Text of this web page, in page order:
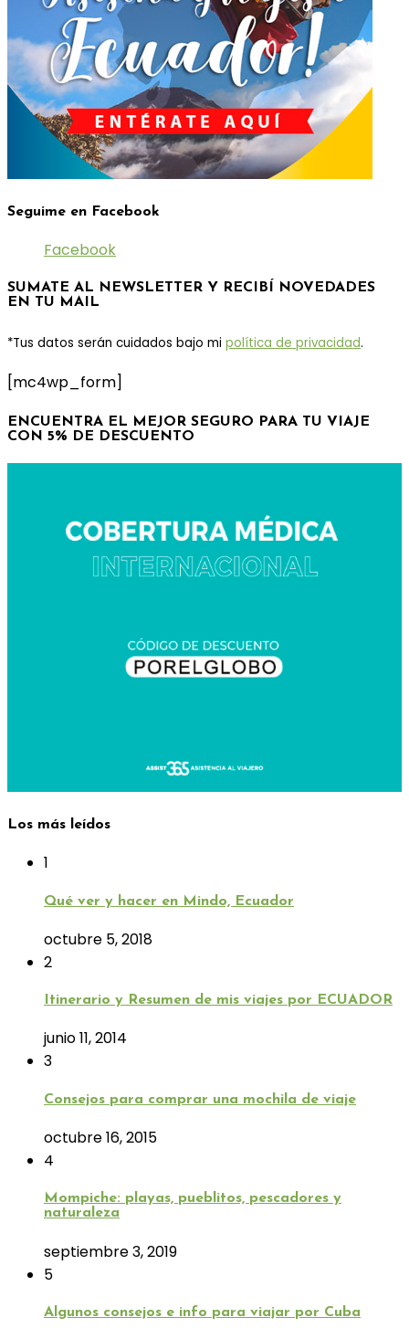
Seguime en Facebook
Facebook
SUMATE AL NEWSLETTER Y RECIBÍ NOVEDADES
EN TU MAIL
*Tus datos serán cuidados bajo mi política de privacidad.
[mc4wp_form]
ENCUENTRA EL MEJOR SEGURO PARA TU VIAJE
CON 5% DE DESCUENTO
Los más leídos
1
Qué ver y hacer en Mindo, Ecuador
octubre 5, 2018
2
Itinerario y Resumen de mis viajes por ECUADOR
junio 11, 2014
3
Consejos para comprar una mochila de viaje
octubre 16, 2015
4
Mompiche: playas, pueblitos, pescadores y
naturaleza
septiembre 3, 2019
5
Algunos consejos e info para viajar por Cuba